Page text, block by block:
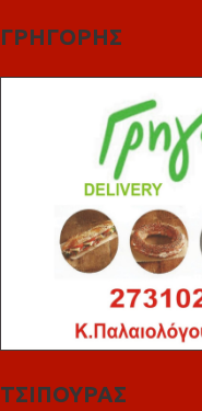
ΓΡΗΓΟΡΗΣ
ΤΣΙΠΟΥΡΑΣ